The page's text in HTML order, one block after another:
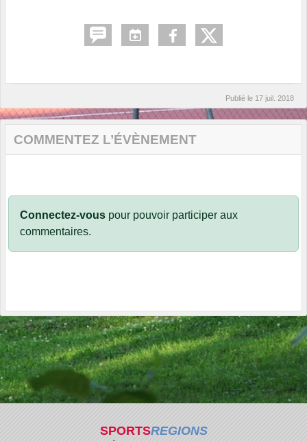
Publié le 17 juil. 2018
COMMENTEZ L’ÉVÈNEMENT
Connectez-vous pour pouvoir participer aux
commentaires.
SPORTSREGIONS